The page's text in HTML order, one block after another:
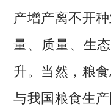
产增产离不开
量、质量、生
升。当然，粮
与我国粮食生